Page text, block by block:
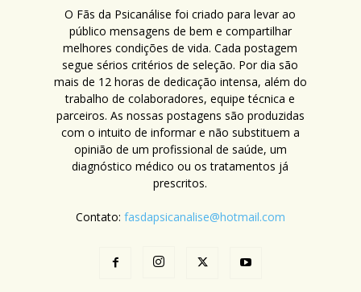
O Fãs da Psicanálise foi criado para levar ao
público mensagens de bem e compartilhar
melhores condições de vida. Cada postagem
segue sérios critérios de seleção. Por dia são
mais de 12 horas de dedicação intensa, além do
trabalho de colaboradores, equipe técnica e
parceiros. As nossas postagens são produzidas
com o intuito de informar e não substituem a
opinião de um profissional de saúde, um
diagnóstico médico ou os tratamentos já
prescritos.
Contato: fasdapsicanalise@hotmail.com